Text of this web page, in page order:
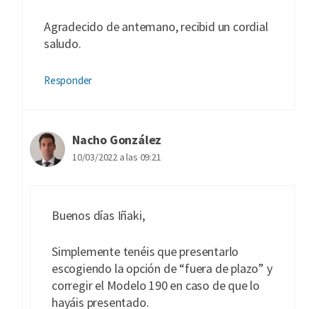
Agradecido de antemano, recibid un cordial
saludo.
Responder
Nacho González
10/03/2022 a las 09:21
Buenos días Iñaki,
Simplemente tenéis que presentarlo
escogiendo la opción de “fuera de plazo” y
corregir el Modelo 190 en caso de que lo
hayáis presentado.